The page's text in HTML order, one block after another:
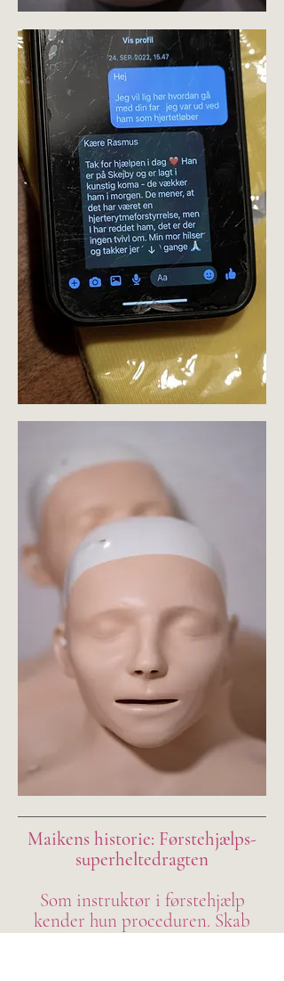
Maikens historie: Førstehjælps-
superheltedragten
Som instruktør i førstehjælp
kender hun proceduren. Skab